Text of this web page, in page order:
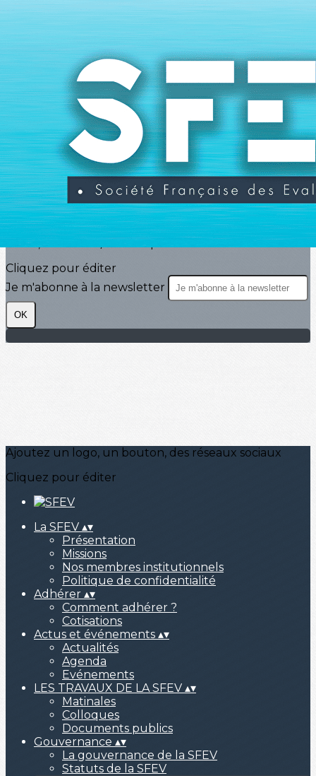
Exporter les lignes sélectionnées
Exporter uniquement les colonnes affichées
Menu
<
Actualités
Agenda
Evénements
?>
Images de la page d'accueil
Cliquez pour éditer
Texte, bouton et/ou inscription à la newsletter
Cliquez pour éditer
Je m'abonne à la newsletter
OK
Ajoutez un logo, un bouton, des réseaux sociaux
Cliquez pour éditer
La SFEV ▴▾
Présentation
Missions
Nos membres institutionnels
Politique de confidentialité
Adhérer ▴▾
Comment adhérer ?
Cotisations
Actus et événements ▴▾
Actualités
Agenda
Evénements
LES TRAVAUX DE LA SFEV ▴▾
Matinales
Colloques
Documents publics
Gouvernance ▴▾
La gouvernance de la SFEV
Statuts de la SFEV